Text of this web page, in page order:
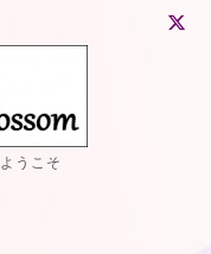
うこそ